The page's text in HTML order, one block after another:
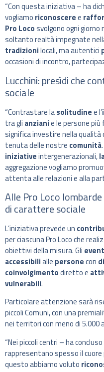
“Con questa iniziativa – ha
vogliamo riconosceree
Pro Locosvolgono ogni
soltanto realtà impegnate
tradizionilocali, ma autentici
occasioni di incontro,
Lucchini: presìdi che
sociale
“Contrastare lasolitudinee l’
tra gli anzianie le persone più
significa investire nella qualità
tenuta delle nostre comunità
iniziativeintergenerazionali,
aggregazione vogliamo
attenta alle relazioni e alla
Alle Pro Loco
di carattere sociale
L’iniziativa prevede un
per ciascuna Pro Loco che
obiettivi della misura. Gli
accessibilialle personecon
coinvolgimentodiretto e
vulnerabili.
Particolare attenzione sarà
piccoli Comuni, con una
nei territori con meno di 5.000
“Nei piccoli centri – ha
rappresentano spesso il
questo abbiamo voluto